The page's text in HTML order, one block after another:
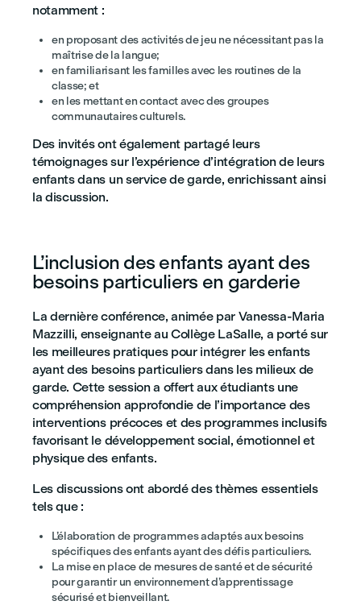
notamment :
en proposant des activités de jeu ne nécessitant pas la
maîtrise de la langue;
en familiarisant les familles avec les routines de la
classe; et
en les mettant en contact avec des groupes
communautaires culturels.
Des invités ont également partagé leurs
témoignages sur l’expérience d’intégration de leurs
enfants dans un service de garde, enrichissant ainsi
la discussion.
L’inclusion des enfants ayant des
besoins particuliers en garderie
La dernière conférence, animée par Vanessa-Maria
Mazzilli, enseignante au Collège LaSalle, a porté sur
les meilleures pratiques pour intégrer les enfants
ayant des besoins particuliers dans les milieux de
garde. Cette session a offert aux étudiants une
compréhension approfondie de l’importance des
interventions précoces et des programmes inclusifs
favorisant le développement social, émotionnel et
physique des enfants.
Les discussions ont abordé des thèmes essentiels
tels que :
L’élaboration de programmes adaptés aux besoins
spécifiques des enfants ayant des défis particuliers.
La mise en place de mesures de santé et de sécurité
pour garantir un environnement d’apprentissage
sécurisé et bienveillant.